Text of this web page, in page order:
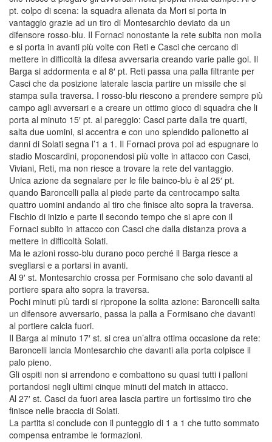
pt. colpo di scena: la squadra allenata da Mori si porta in
vantaggio grazie ad un tiro di Montesarchio deviato da un
difensore rosso-blu. Il Fornaci nonostante la rete subita non molla
e si porta in avanti più volte con Reti e Casci che cercano di
mettere in difficoltà la difesa avversaria creando varie palle gol. Il
Barga si addormenta e al 8′ pt. Reti passa una palla filtrante per
Casci che da posizione laterale lascia partire un missile che si
stampa sulla traversa. I rosso-blu riescono a prendere sempre più
campo agli avversari e a creare un ottimo gioco di squadra che li
porta al minuto 15′ pt. al pareggio: Casci parte dalla tre quarti,
salta due uomini, si accentra e con uno splendido pallonetto ai
danni di Solati segna l’1 a 1. Il Fornaci prova poi ad espugnare lo
stadio Moscardini, proponendosi più volte in attacco con Casci,
Viviani, Reti, ma non riesce a trovare la rete del vantaggio.
Unica azione da segnalare per le file bainco-blu è al 25′ pt.
quando Baroncelli palla al piede parte da centrocampo salta
quattro uomini andando al tiro che finisce alto sopra la traversa.
Fischio di inizio e parte il secondo tempo che si apre con il
Fornaci subito in attacco con Casci che dalla distanza prova a
mettere in difficoltà Solati.
Ma le azioni rosso-blu durano poco perché il Barga riesce a
svegliarsi e a portarsi in avanti.
Al 9′ st. Montesarchio crossa per Formisano che solo davanti al
portiere spara alto sopra la traversa.
Pochi minuti più tardi si ripropone la solita azione: Baroncelli salta
un difensore avversario, passa la palla a Formisano che davanti
al portiere calcia fuori.
Il Barga al minuto 17′ st. si crea un’altra ottima occasione da rete:
Baroncelli lancia Montesarchio che davanti alla porta colpisce il
palo pieno.
Gli ospiti non si arrendono e combattono su quasi tutti i palloni
portandosi negli ultimi cinque minuti del match in attacco.
Al 27′ st. Casci da fuori area lascia partire un fortissimo tiro che
finisce nelle braccia di Solati.
La partita si conclude con il punteggio di 1 a 1 che tutto sommato
compensa entrambe le formazioni.